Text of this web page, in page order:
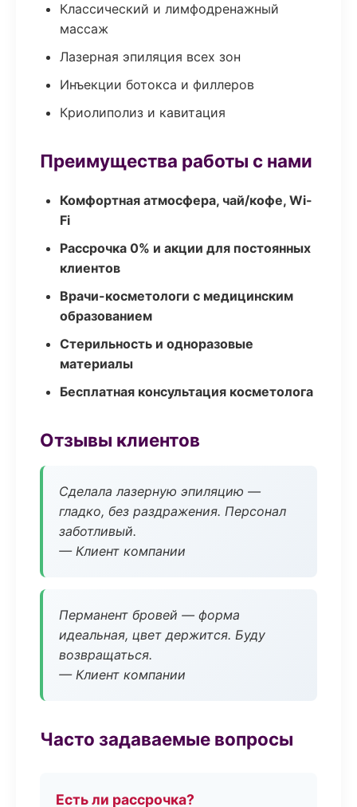
Классический и лимфодренажный
массаж
Лазерная эпиляция всех зон
Инъекции ботокса и филлеров
Криолиполиз и кавитация
Преимущества работы с нами
Комфортная атмосфера, чай/кофе, Wi-
Fi
Рассрочка 0% и акции для постоянных
клиентов
Врачи-косметологи с медицинским
образованием
Стерильность и одноразовые
материалы
Бесплатная консультация косметолога
Отзывы клиентов
Сделала лазерную эпиляцию —
гладко, без раздражения. Персонал
заботливый.
— Клиент компании
Перманент бровей — форма
идеальная, цвет держится. Буду
возвращаться.
— Клиент компании
Часто задаваемые вопросы
Есть ли рассрочка?